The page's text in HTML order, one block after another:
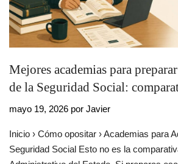
Mejores academias para
de la Seguridad Social:
mayo 19, 2026 por Javier
Inicio › Cómo opositar › Academias para
Seguridad Social Esto no es la